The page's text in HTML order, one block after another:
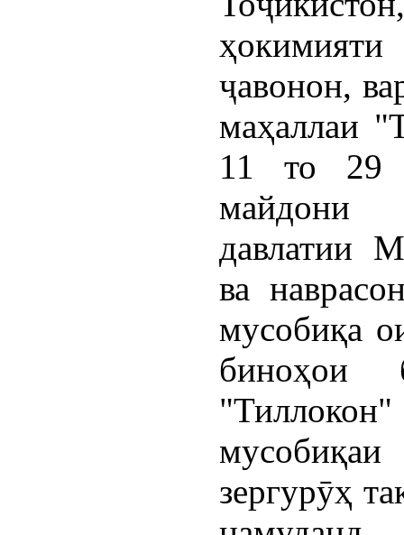
ҷавонон,
маҳаллаи
11 то 29
майдони
давлатии
ва
мусобиқа
биноҳои
зергурӯҳ